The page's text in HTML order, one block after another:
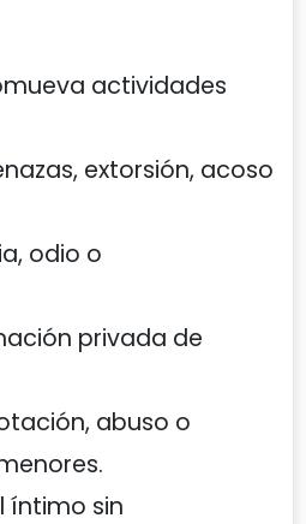
actividades
extorsión, acoso
odio o
privada de
abuso o
íntimo sin